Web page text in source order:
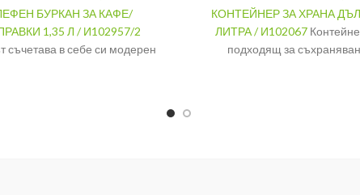
БУРКАН ЗА КАФЕ/
1,35 Л / И102957/2
съчетава в себе си модерен
КОНТЕЙНЕР ЗА ХРАНА
ЛИТРА / И102067
подходящ за